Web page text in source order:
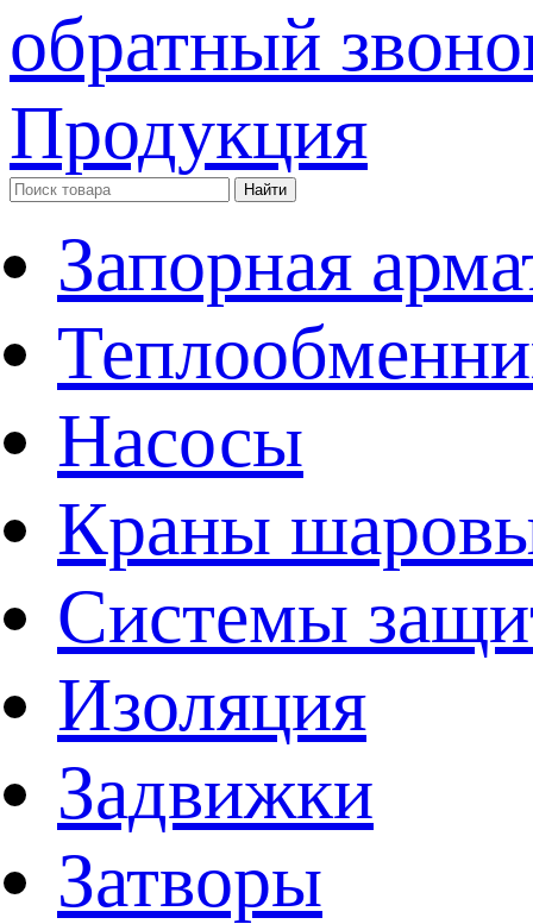
обратный
Продукция
Запорная
Насосы
Краны
Системы
Изоляция
Задвижки
Затворы